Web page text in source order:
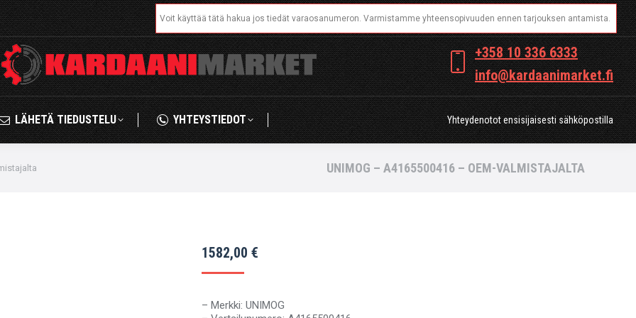
+358 10 336 6333
info@kardaanimarket.fi
LÄHETÄ TIEDUSTELU YHTEYSTIEDOT Yhteydenotot ensisijaisesti sähköpostilla
UNIMOG – A4165500416 – OEM-VALMISTAJALTA
1582,00 €
– Merkki: UNIMOG
LÄHETÄ TIEDUSTELU YHTEYSTIEDOT Yhteydenotot ensisijaisesti sähköpostilla